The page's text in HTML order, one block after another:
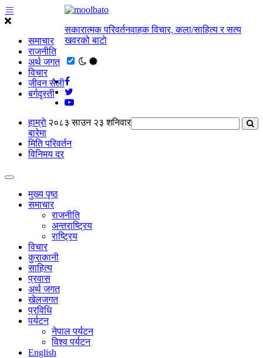
समाचार
राजनीति
अर्थ जगत
विचार
जीवन सैली
बर्गदृस्ती
सकारात्मक परिवर्तनवाहक विचार, कला/साहित्य र सत्य
खवरको बाटाे
२०८३ साउन २३ शनिवार
हाम्राे
बारेमा
मिति परिवर्तन
विनिमय दर
मुख्य पृष्ठ
समाचार
राजनीति
अन्तराष्ट्रिय
राष्ट्रिय
विचार
कुराकानी
साहित्य
प्रवास
अर्थ जगत
खेलजगत
प्रविधि
पर्यटन
नेपाल पर्यटन
विश्व पर्यटन
English